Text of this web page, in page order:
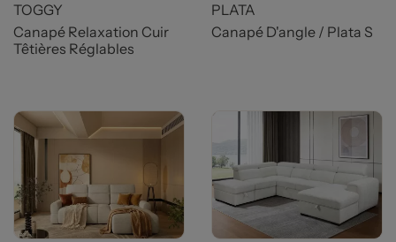
TOGGY
Canapé Relaxation Cuir
Têtières Réglables
PLATA
Canapé D'angle / Plata S